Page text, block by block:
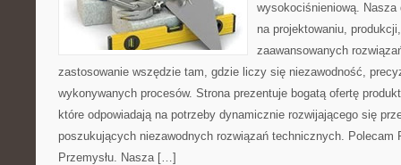
wysokociśnieniową. Nasza
na projektowaniu,
zaawansowanych
zastosowanie wszędzie tam, gdzie liczy się niezawodność,
wykonywanych procesów. Strona prezentuje bogatą ofertę
które odpowiadają na potrzeby dynamicznie rozwijającego się
poszukujących niezawodnych rozwiązań technicznych. Polecam
Przemysłu. Nasza […]